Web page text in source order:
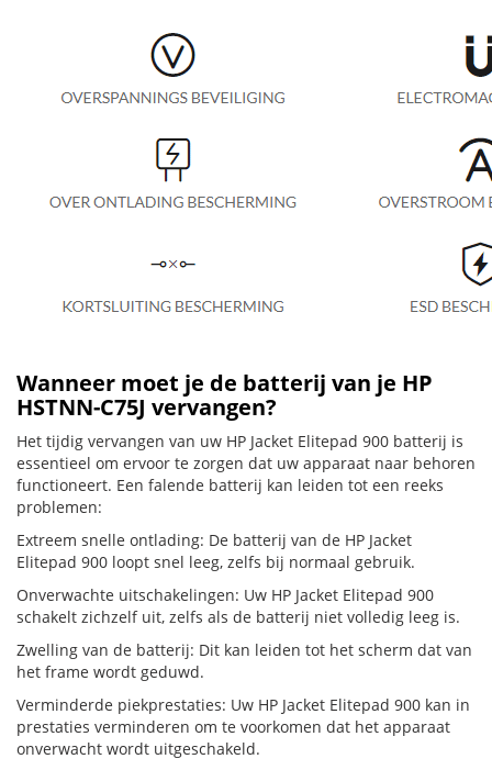
Wanneer moet je de batterij van je HP
HSTNN-C75J vervangen?
Het tijdig vervangen van uw HP Jacket Elitepad 900 batterij is
essentieel om ervoor te zorgen dat uw apparaat naar behoren
functioneert. Een falende batterij kan leiden tot een reeks
problemen:
Extreem snelle ontlading: De batterij van de HP Jacket
Elitepad 900 loopt snel leeg, zelfs bij normaal gebruik.
Onverwachte uitschakelingen: Uw HP Jacket Elitepad 900
schakelt zichzelf uit, zelfs als de batterij niet volledig leeg is.
Zwelling van de batterij: Dit kan leiden tot het scherm dat van
het frame wordt geduwd.
Verminderde piekprestaties: Uw HP Jacket Elitepad 900 kan in
prestaties verminderen om te voorkomen dat het apparaat
onverwacht wordt uitgeschakeld.